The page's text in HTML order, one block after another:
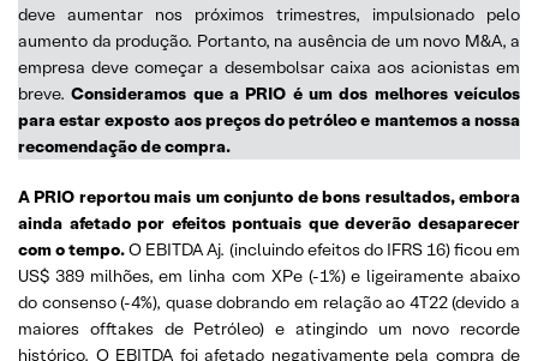
deve aumentar nos próximos trimestres, impulsionado pelo
aumento da produção. Portanto, na ausência de um novo M&A, a
empresa deve começar a desembolsar caixa aos acionistas em
breve.Consideramos que a PRIO é um dos melhores veículos
para estar exposto aos preços do petróleo e mantemos a nossa
recomendaçãode compra.
A PRIO reportou mais um conjunto de bons resultados, embora
ainda afetado por efeitos pontuais que deverão desaparecer
com o tempo.O EBITDA Aj. (incluindo efeitos do IFRS 16) ficou em
US$ 389 milhões, em linha com XPe (-1%) e ligeiramente abaixo
do consenso (-4%), quase dobrando em relação ao 4T22 (devido a
maiores offtakes de Petróleo) e atingindo um novo recorde
histórico. O EBITDA foi afetado negativamente pela compra de